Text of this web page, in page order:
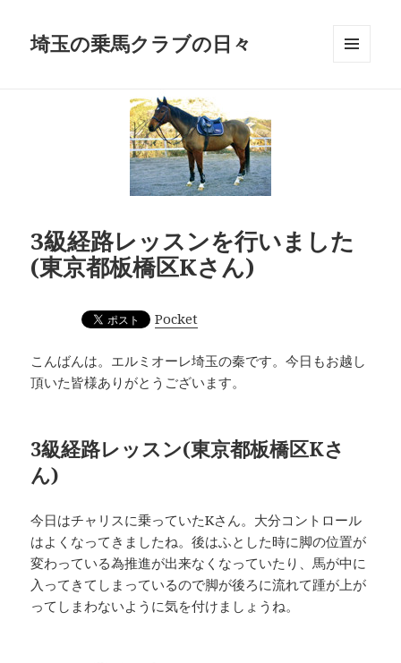
埼玉の乗馬クラブの日々
3級経路レッスンを行いました
(東京都板橋区Kさん)
Pocket
こんばんは。エルミオーレ埼玉の秦です。今日もお越し
頂いた皆様ありがとうございます。
3級経路レッスン(東京都板橋区Kさ
ん)
今日はチャリスに乗っていたKさん。大分コントロール
はよくなってきましたね。後はふとした時に脚の位置が
変わっている為推進が出来なくなっていたり、馬が中に
入ってきてしまっているので脚が後ろに流れて踵が上が
ってしまわないように気を付けましょうね。